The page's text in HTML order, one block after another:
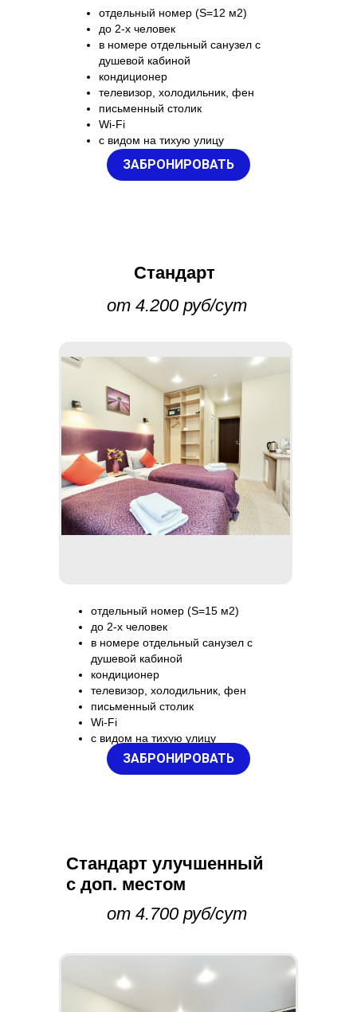
отдельный номер (S=12 м2)
до 2-х человек
в номере отдельный санузел с
душевой кабиной
кондиционер
телевизор, холодильник, фен
письменный столик
Wi-Fi
с видом на тихую улицу
Стандарт
Стандарт улучшенный
с доп. местом
от 4.200 руб/сут
от 4.700 руб/сут
отдельный номер (S=15 м2)
до 2-х человек
в номере отдельный санузел с
душевой кабиной
кондиционер
телевизор, холодильник, фен
письменный столик
Wi-Fi
с видом на тихую улицу
ЗАБРОНИРОВАТЬ
ЗАБРОНИРОВАТЬ